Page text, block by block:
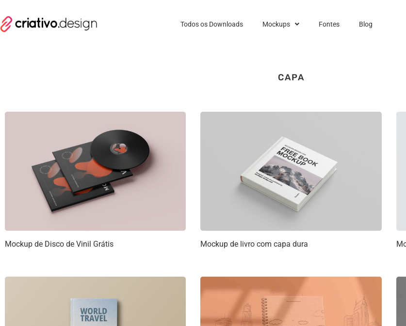
Todos os Downloads Mockups Fontes Blog
CAPA
Mockup de Disco de Vinil Grátis Mockup de livro com capa dura